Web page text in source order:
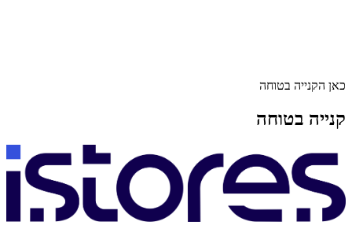
כאן הקנייה בטוחה
קנייה בטוחה